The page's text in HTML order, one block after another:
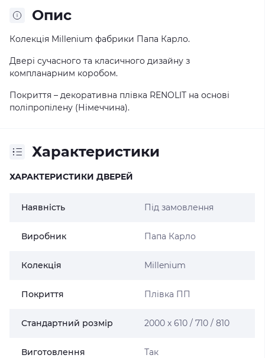
Опис
Колекція Millenium фабрики Папа Карло.
Двері сучасного та класичного дизайну з
компланарним коробом.
Покриття – декоративна плівка RENOLIT на основі
поліпропілену (Німеччина).
Характеристики
ХАРАКТЕРИСТИКИ ДВЕРЕЙ
Наявність Під замовлення
Виробник Папа Карло
Колекція Millenium
Покриття Плівка ПП
Стандартний розмір 2000 х 610 / 710 / 810
Виготовлення
Так